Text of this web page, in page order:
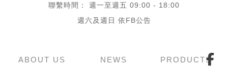
週一至週五 09:00 - 18:00
ABOUT US NEWS PRODUCTS